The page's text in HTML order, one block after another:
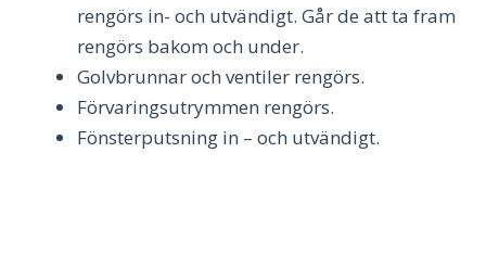
rengörs in- och utvändigt. Går de att ta fram
rengörs bakom och under.
Golvbrunnar och ventiler rengörs.
Förvaringsutrymmen rengörs.
Fönsterputsning in – och utvändigt.